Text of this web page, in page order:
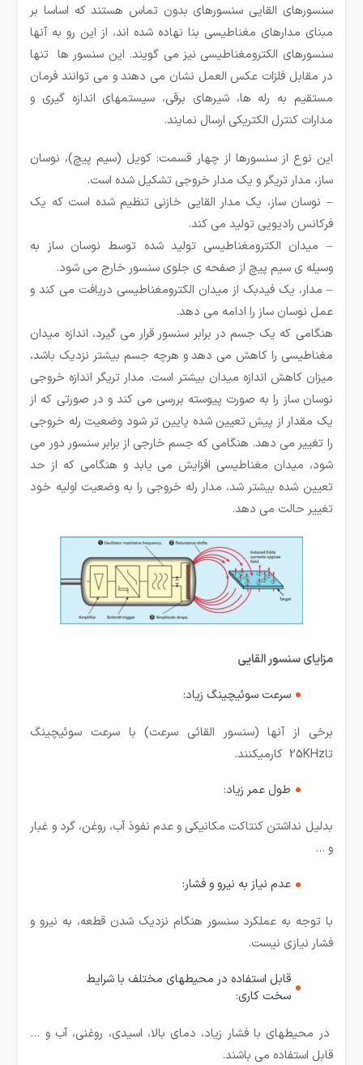
سنسورهای القایی سنسورهای بدون تماس هستند که اساسا بر
مبنای مدارهای مغناطیسی بنا نهاده شده اند، از این رو به آنها
سنسورهای الکترومغناطیسی نیز می گویند. این سنسور ها تنها
در مقابل فلزات عکس العمل نشان می دهند و می توانند فرمان
مستقیم به رله ها، شیرهای برقی، سیستمهای اندازه گیری و
مدارات کنترل الکتریکی ارسال نمایند.
این نوع از سنسورها از چهار قسمت: کویل (سیم پیچ)، نوسان
ساز، مدار تریگر و یک مدار خروجی تشکیل شده است.
– نوسان ساز، یک مدار القایی خازنی تنظیم شده است که یک
فرکانس رادیویی تولید می کند.
– میدان الکترومغناطیسی تولید شده توسط نوسان ساز به
وسیله ی سیم پیچ از صفحه ی جلوی سنسور خارج می شود.
– مدار، یک فیدبک از میدان الکترومغناطیسی دریافت می کند و
عمل نوسان ساز را ادامه می دهد.
هنگامی که یک جسم در برابر سنسور قرار می گیرد، اندازه میدان
مغناطیسی را کاهش می دهد و هرچه جسم بیشتر نزدیک باشد،
میزان کاهش اندازه میدان بیشتر است. مدار تریگر اندازه خروجی
نوسان ساز را به صورت پیوسته بررسی می کند و در صورتی که از
یک مقدار از پیش تعیین شده پایین تر شود وضعیت رله خروجی
را تغییر می دهد. هنگامی که جسم خارجی از برابر سنسور دور می
شود، میدان مغناطیسی افزایش می یابد و هنگامی که از حد
تعیین شده بیشتر شد، مدار رله خروجی را به وضعیت اولیه خود
تغییر حالت می دهد.
مزایای سنسور القایی
سرعت سوئیچینگ زیاد:
برخی از آنها (سنسور القائی سرعت) با سرعت سوئیچینگ
تا25KHz کارمیکنند.
طول عمر زیاد:
بدلیل نداشتن کنتاکت مکانیکی و عدم نفوذ آب، روغن، گرد و غبار
و …
عدم نیاز به نیرو و فشار:
با توجه به عملکرد سنسور هنگام نزدیک شدن قطعه، به نیرو و
فشار نیازی نیست.
قابل استفاده در محیطهای مختلف با شرایط
سخت کاری:
در محیطهای با فشار زیاد، دمای بالا، اسیدی، روغنی، آب و …
قابل استفاده می باشند.